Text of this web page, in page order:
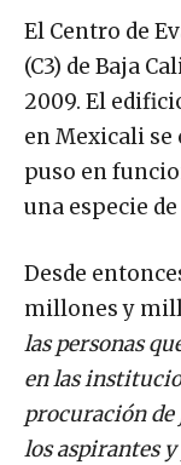
El Centro de
(C3) de Baja
2009. El
en Mexicali se
puso en
una especie
Desde
millones y
las personas
en las
procuración
los aspirantes